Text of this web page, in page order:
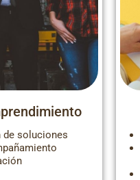
de soluciones